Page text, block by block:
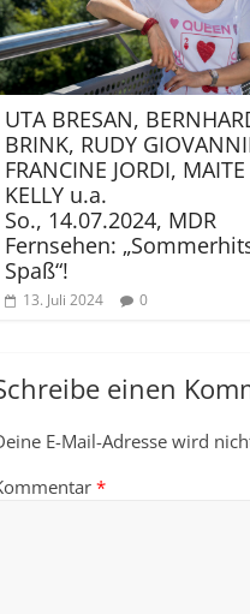
UTA BRESAN,
BRINK, RUDY
FRANCINE JORDI, MAITE
KELLY u.a.
So., 14.07.2024, MDR
Fernsehen:
Spaß“!
13. Juli 2024 0
einen
E-Mail-Adresse wird
*